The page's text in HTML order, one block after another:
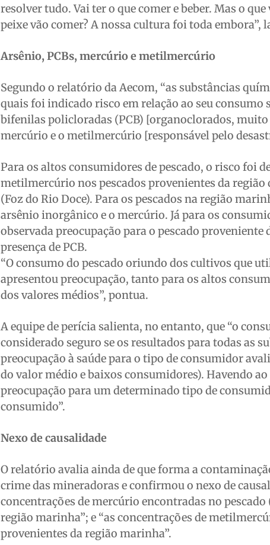
resolver tudo. Vai ter o que comer e beber. Mas o
peixe vão comer? A nossa cultura foi toda embora”,
Arsênio, PCBs, mercúrio e metilmercúrio
Segundo o relatório da Aecom, “as substâncias
quais foi indicado risco em relação ao seu
bifenilas policloradas (PCB) [organoclorados,
mercúrio e o metilmercúrio [responsável pelo
Para os altos consumidores de pescado, o risco foi
metilmercúrio nos pescados provenientes da região
(Foz do Rio Doce). Para os pescados na região
arsênio inorgânico e o mercúrio. Já para os
observada preocupação para o pescado
presença de PCB.
“O consumo do pescado oriundo dos cultivos que
apresentou preocupação, tanto para os altos
dos valores médios”, pontua.
A equipe de perícia salienta, no entanto, que “o
considerado seguro se os resultados para todas as
preocupação à saúde para o tipo de consumidor
do valor médio e baixos consumidores). Havendo
preocupação para um determinado tipo de
consumido”.
Nexo de causalidade
O relatório avalia ainda de que forma a
crime das mineradoras e confirmou o nexo de
concentrações de mercúrio encontradas no
região marinha”; e “as concentrações de
provenientes da região marinha”.